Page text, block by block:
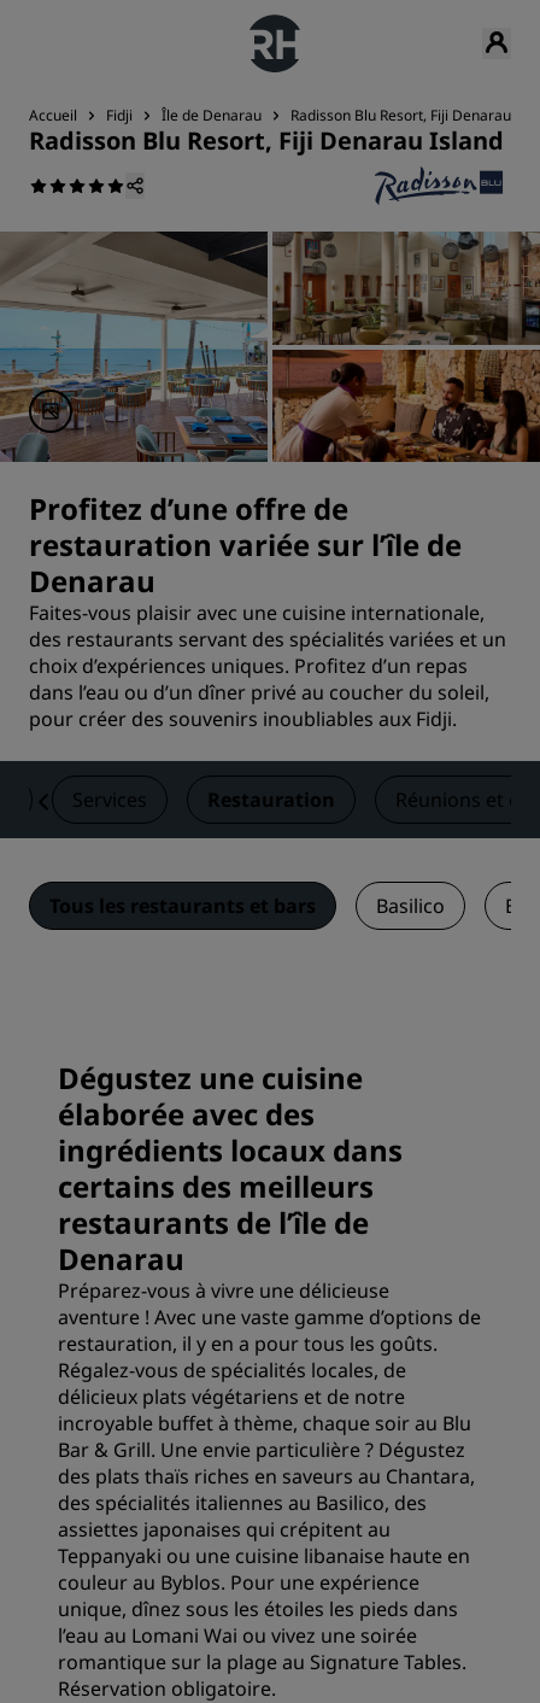
Accueil Fidji Île de Denarau Radisson Blu Resort, Fiji Denarau
Radisson Blu Resort, Fiji Denarau Island
Profitez d’une offre de
restauration variée sur l’île de
Denarau
Faites-vous plaisir avec une cuisine internationale,
des restaurants servant des spécialités variées et un
choix d’expériences uniques. Profitez d’un repas
dans l’eau ou d’un dîner privé au coucher du soleil,
pour créer des souvenirs inoubliables aux Fidji.
Services Restauration Réunions et
Tous les restaurants et bars Basilico
Dégustez une cuisine
élaborée avec des
ingrédients locaux dans
certains des meilleurs
restaurants de l’île de
Denarau
Préparez-vous à vivre une délicieuse
aventure ! Avec une vaste gamme d’options de
restauration, il y en a pour tous les goûts.
Régalez-vous de spécialités locales, de
délicieux plats végétariens et de notre
incroyable buffet à thème, chaque soir au Blu
Bar & Grill. Une envie particulière ? Dégustez
des plats thaïs riches en saveurs au Chantara,
des spécialités italiennes au Basilico, des
assiettes japonaises qui crépitent au
Teppanyaki ou une cuisine libanaise haute en
couleur au Byblos. Pour une expérience
unique, dînez sous les étoiles les pieds dans
l’eau au Lomani Wai ou vivez une soirée
romantique sur la plage au Signature Tables.
Réservation obligatoire.